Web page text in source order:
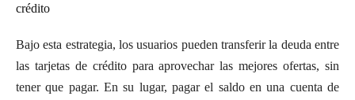
crédito
Bajo esta estrategia, los usuarios pueden transferir la deuda entre
las tarjetas de crédito para aprovechar las mejores ofertas, sin
tener que pagar. En su lugar, pagar el saldo en una cuenta de